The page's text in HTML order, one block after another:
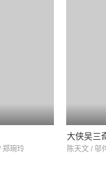
郑琬玲
大侠吴三
陈天文 / 邬